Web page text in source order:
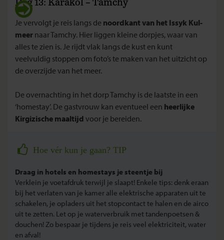
Dag 13: Karakol – Tamchy
Je vervolgt je reis langs de noordkant van het Issyk Kul-
meer naar Tamchy. Hier liggen kleine dorpjes, waar van
alles te zien is. Je rijdt vlak langs de kust en kunt
veelvuldig stoppen om foto’s te maken van het uitzicht op
de overzijde van het meer.
De overnachting in het dorp Tamchy is de laatste in een
‘homestay’. De gastvrouw kan eventueel een heerlijke
Kirgizische maaltijd voor je bereiden.
Hoe vér kun je gaan? TIP
Draag in hotels en homestays je steentje bij
Verklein je voetafdruk terwijl je slaapt! Enkele tips: denk eraan
bij het verlaten van je kamer alle elektrische apparaten uit te
schakelen, je opladers uit het stopcontact te halen en de airco
uit te zetten. Let op je waterverbruik met tandenpoetsen &
douchen! Zo bespaar je tijdens je reis veel elektriciteit, water
en afval!